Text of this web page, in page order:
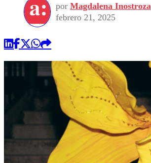
por Magdalena Inostroza
febrero 21, 2025